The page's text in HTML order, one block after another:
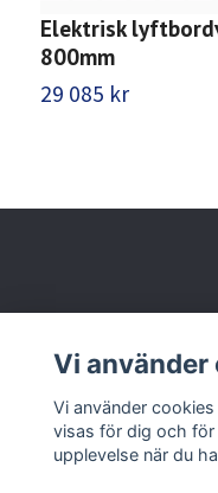
Elektrisk
800mm
29 085 kr
Läs mer
Vi använder
Vi använder
visas för dig och
upplevelse när du